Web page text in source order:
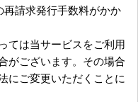
再請求発行手数料がかか
ては当サービスをご利用
がございます。その場合
にご変更いただくことに